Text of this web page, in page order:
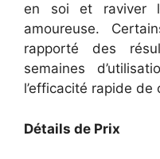
en soi et raviver
amoureuse.
rapporté des
semaines
l’efficacité rapide de
Détails de Prix